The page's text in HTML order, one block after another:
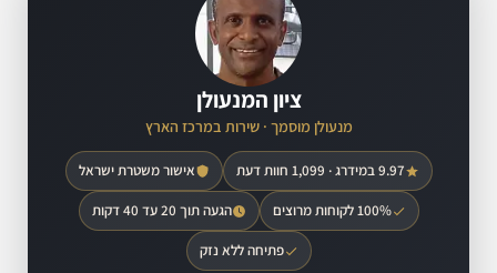
ציון המנעולן
מנעולן מוסמך · שירות במרכז הארץ
9.97 במידרג · 1,099 חוות דעת אישור משטרת ישראל
100% לקוחות מרוצים הגעה תוך 20 עד 40 דקות
פתיחה ללא נזק